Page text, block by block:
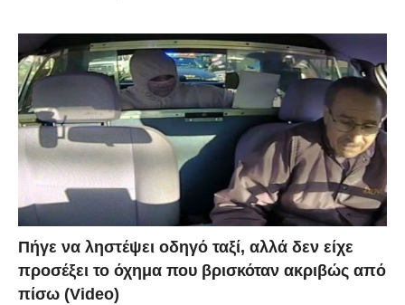
Πήγε να ληστέψει οδηγό ταξί, αλλά δεν είχε
προσέξει το όχημα που βρισκόταν ακριβώς από
πίσω (Video)